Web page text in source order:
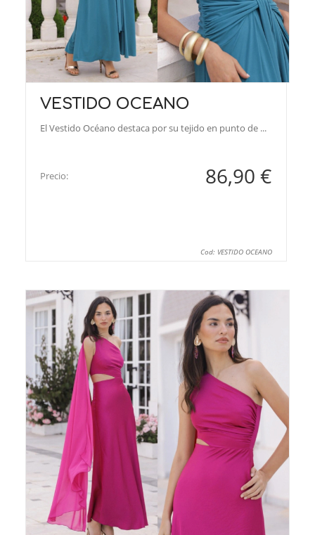
VESTIDO OCEANO
El Vestido Océano destaca por su tejido en punto de ...
Precio: 86,90 €
Cod: VESTIDO OCEANO